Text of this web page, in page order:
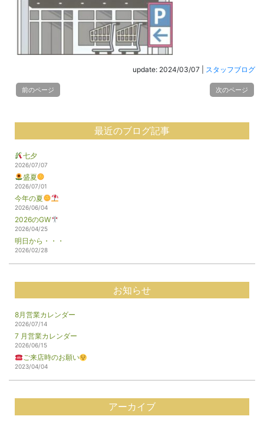
update: 2024/03/07 スタッフブログ
前のページ 次のページ
最近のブログ記事
七夕
2026/07/07
盛夏
2026/07/01
今年の夏
2026/06/04
2026のGW
2026/04/25
明日から・・・
2026/02/28
お知らせ
8月営業カレンダー
2026/07/14
7 月営業カレンダー
2026/06/15
ご来店時のお願い
2023/04/04
アーカイブ